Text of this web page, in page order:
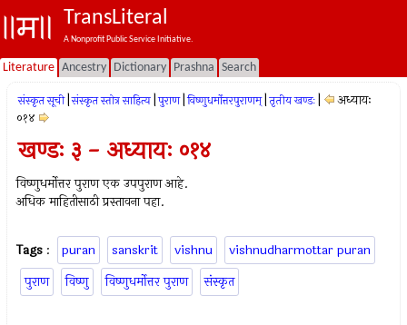
TransLiteral
A Nonprofit Public Service Initiative.
Literature Ancestry Dictionary Prashna Search
संस्कृत सूची संस्कृत स्तोत्र साहित्य पुराण विष्णुधर्मोत्तरपुराणम् तृतीय खण्डः
अध्यायः
०१४
खण्डः ३ - अध्यायः ०१४
विष्णुधर्मोत्तर पुराण एक उपपुराण आहे.
अधिक माहितीसाठी प्रस्तावना पहा.
Tags : puran sanskrit vishnu
vishnudharmottar puran
पुराण
विष्णु विष्णुधर्मोत्तर पुराण संस्कृत